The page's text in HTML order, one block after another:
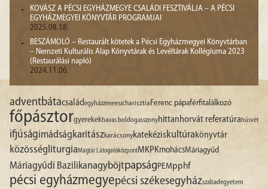
KOVÁSZ A PÉCSI EGYHÁZMEGYE CSALÁDI FESZTIVÁLJA – A PÉCSI
EGYHÁZMEGYEI KÖNYVTÁR PROGRAMJAI
2025.08.18.
BESZÁMOLÓ – Restaurált kötetek a Pécsi Egyházmegyei Könyvtárban
– Nemzeti Kulturális Alap Könyvtárak és Levéltárak Kollégiuma 2023
(Restaurálási napló)
2024.11.06.
adventbátacsaládegyházzeneeucharisztiaFerenc pápaférfitalálkozó
főpásztorgyerekekhavas boldogasszonyhittanhorvát referatúrahúsvét
ifjúságimádságkaritászkarácsonykatekéziskultúrakönyvtár
közösségliturgiaMagtár LátogatóközpontMKPKmohácsMáriagyűd
Máriagyűdi BazilikanagyböjtpapságPEMpphf
pécsi egyházmegyepécsi székesegyházszabadegyetem